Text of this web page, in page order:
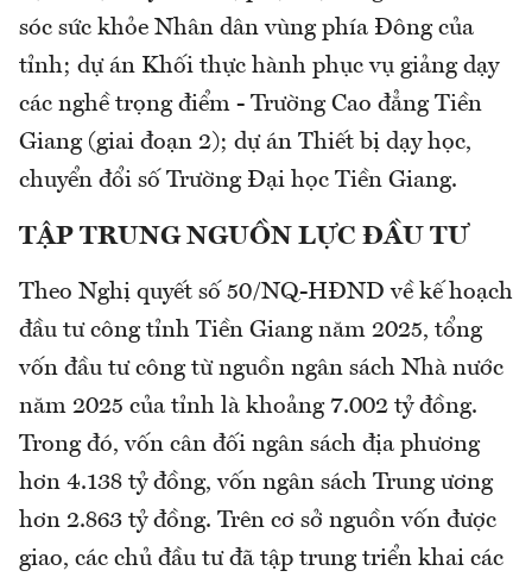
sóc sức khỏe Nhân dân vùng phía Đông của
tỉnh; dự án Khối thực hành phục vụ giảng dạy
các nghề trọng điểm - Trường Cao đẳng Tiền
Giang (giai đoạn 2); dự án Thiết bị dạy học,
chuyển đổi số Trường Đại học Tiền Giang.
TẬP TRUNG NGUỒN LỰC ĐẦU TƯ
Theo Nghị quyết số 50/NQ-HĐND về kế hoạch
đầu tư công tỉnh Tiền Giang năm 2025, tổng
vốn đầu tư công từ nguồn ngân sách Nhà nước
năm 2025 của tỉnh là khoảng 7.002 tỷ đồng.
Trong đó, vốn cân đối ngân sách địa phương
hơn 4.138 tỷ đồng, vốn ngân sách Trung ương
hơn 2.863 tỷ đồng. Trên cơ sở nguồn vốn được
giao, các chủ đầu tư đã tập trung triển khai các